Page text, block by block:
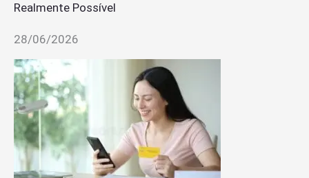
Realmente Possível
28/06/2026